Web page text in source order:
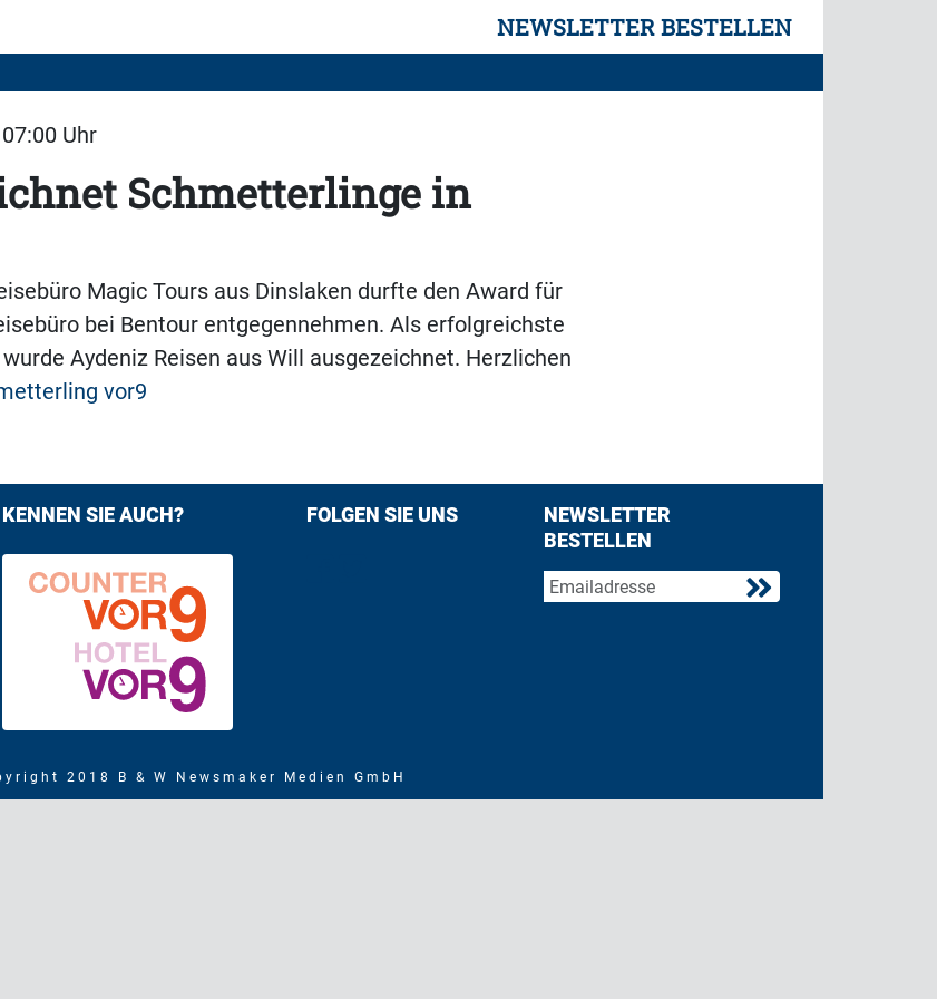
NEWSLETTER BESTELLEN
Uhr
Schmetterlinge in
Magic Tours aus Dinslaken durfte den Award für
bei Bentour entgegennehmen. Als erfolgreichste
Aydeniz Reisen aus Will ausgezeichnet. Herzlichen
vor9
KENNEN SIE AUCH? FOLGEN SIE UNS
NEWSLETTER
BESTELLEN
2018 B & W Newsmaker Medien GmbH